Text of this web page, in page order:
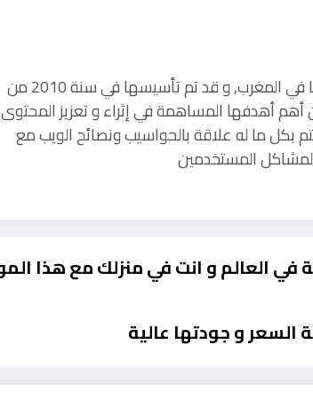
مدونة تقنية يوجد مقرها في المغرب, و قد تم تأسيسها في سنة 2010 من
أهدفها المساهمة في إثراء و تعزيز المحتوى
بكل ما له علاقة بالحواسيب ونصائح الويب مع
لمشاكل المستخدمين
منزلك مع هذا الموقع
و جودتها عالية